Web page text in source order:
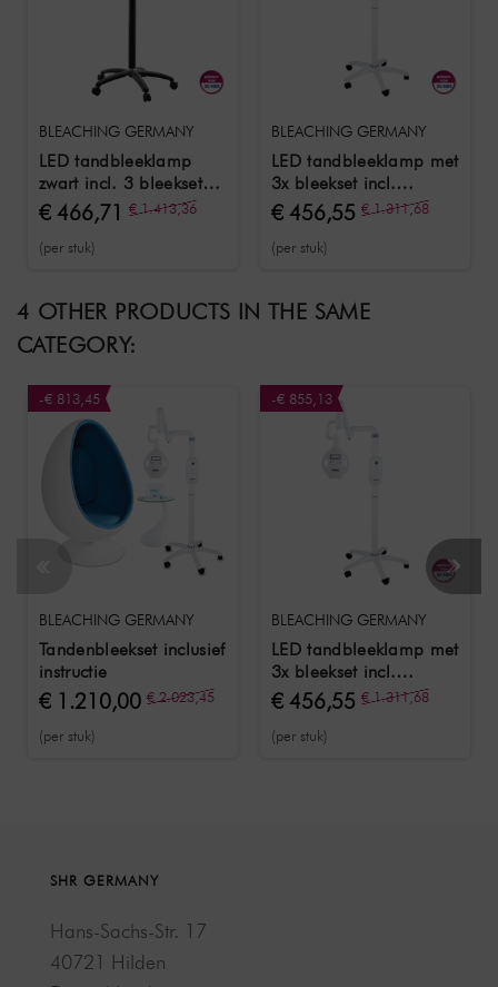
BLEACHING GERMANY
LED tandbleeklamp
zwart incl. 3 bleeksets
en training
€ 466,71 € 1.413,36
(per stuk)
BLEACHING GERMANY
LED tandbleeklamp met
3x bleekset incl.
training
€ 456,55 € 1.311,68
(per stuk)
4 OTHER PRODUCTS IN THE SAME
CATEGORY:
-€ 813,45
BLEACHING GERMANY
Tandenbleekset inclusief
instructie
€ 1.210,00 € 2.023,45
(per stuk)
-€ 855,13
BLEACHING GERMANY
LED tandbleeklamp met
3x bleekset incl.
training
€ 456,55 € 1.311,68
(per stuk)
SHR GERMANY
Hans-Sachs-Str. 17
40721 Hilden